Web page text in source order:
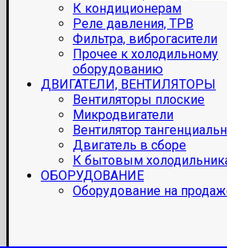
К кондиционерам
Реле давления, ТРВ
Фильтра, виброгасители
Прочее к холодильному
оборудованию
ДВИГАТЕЛИ, ВЕНТИЛЯТОРЫ
Вентиляторы плоские
Микродвигатели
Вентилятор
Двигатель в сборе
К бытовым
ОБОРУДОВАНИЕ
Оборудование на